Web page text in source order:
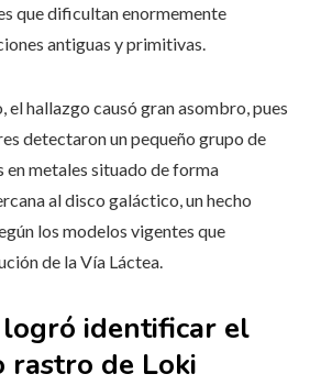
que dificultan enormemente
antiguas y primitivas.
el hallazgo causó gran asombro, pues
detectaron un pequeño grupo de
en metales situado de forma
al disco galáctico, un hecho
los modelos vigentes que
de la Vía Láctea.
logró identificar el
rastro de Loki